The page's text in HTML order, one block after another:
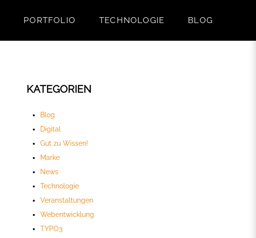
PORTFOLIO TECHNOLOGIE BLOG
KATEGORIEN
Blog
Digital
Gut zu Wissen!
Marke
News
Technologie
Veranstaltungen
Webentwicklung
TYPO3